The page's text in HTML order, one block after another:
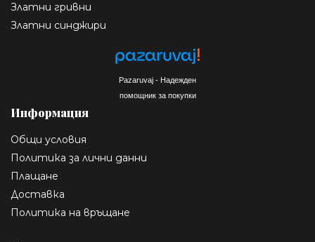
Златни гривни
Златни синджири
Pazaruvaj - Надежден
помощник за покупки
Информация
Общи условия
Политика за лични данни
Плащане
Доставка
Политика на връщане